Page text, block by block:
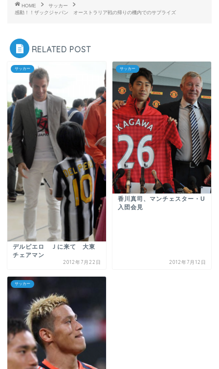
HOME
サッカー
感動！！ザックジャパン オーストラリア戦の帰りの機内でのサプライズ
RELATED POST
サッカー
デルピエロ Ｊに来て 大東
チェアマン
2012年7月22日
サッカー
香川真司、マンチェスター・U
入団会見
2012年7月12日
サッカー